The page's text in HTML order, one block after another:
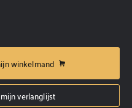
winkelmand
verlanglijst